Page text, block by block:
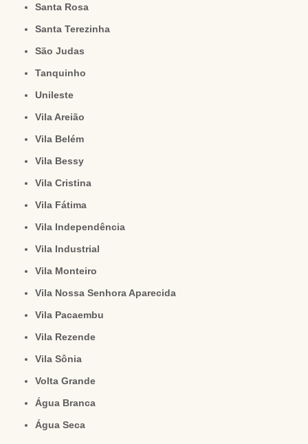
Santa Rosa
Santa Terezinha
São Judas
Tanquinho
Unileste
Vila Areião
Vila Belém
Vila Bessy
Vila Cristina
Vila Fátima
Vila Independência
Vila Industrial
Vila Monteiro
Vila Nossa Senhora Aparecida
Vila Pacaembu
Vila Rezende
Vila Sônia
Volta Grande
Água Branca
Água Seca